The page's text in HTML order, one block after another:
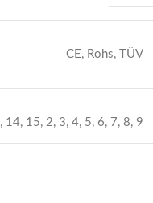
CE, Rohs, TÜV
, 14, 15, 2, 3, 4, 5, 6, 7, 8, 9